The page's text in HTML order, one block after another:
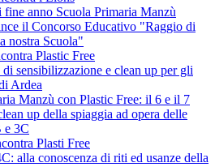
fine anno Scuola Primaria Manzù
il Concorso Educativo "Raggio di
nostra Scuola"
Plastic Free
sensibilizzazione e clean up per gli
Ardea
Manzù con Plastic Free: il 6 e il 7
up della spiaggia ad opera delle
e 3C
Plasti Free
alla conoscenza di riti ed usanze della